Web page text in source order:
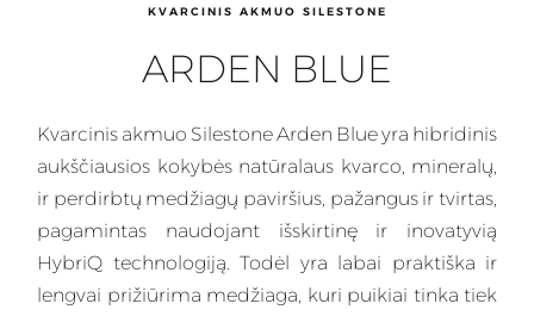
KVARCINIS AKMUO SILESTONE
ARDEN BLUE
Kvarcinis akmuo Silestone Arden Blue yra hibridinis
aukščiausios kokybės natūralaus kvarco, mineralų,
ir perdirbtų medžiagų paviršius, pažangus ir tvirtas,
pagamintas naudojant išskirtinę ir inovatyvią
HybriQ technologiją. Todėl yra labai praktiška ir
lengvai prižiūrima medžiaga, kuri puikiai tinka tiek